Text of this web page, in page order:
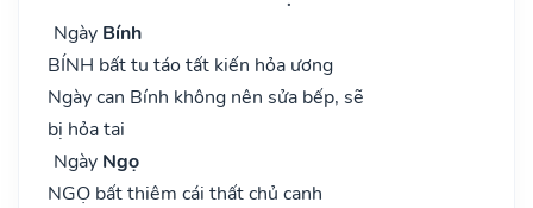
Ngày Bính
BÍNH bất tu táo tất kiến hỏa ương
Ngày can Bính không nên sửa bếp, sẽ
bị hỏa tai
Ngày Ngọ
NGỌ bất thiêm cái thất chủ canh